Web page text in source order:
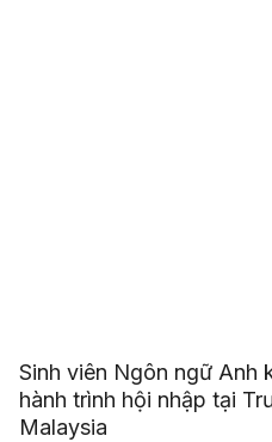
Sinh viên Ngôn ngữ Anh
hành trình hội nhập tại
Malaysia